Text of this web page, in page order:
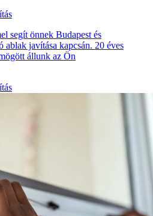
segít önnek Budapest és
ablak javítása kapcsán. 20 éves
állunk az Ön